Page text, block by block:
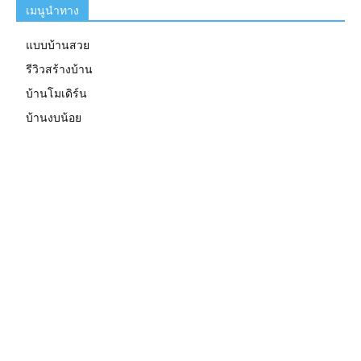
เมนูนำทาง
แบบบ้านสวย
รีวิวสร้างบ้าน
บ้านโมเดิร์น
บ้านงบน้อย